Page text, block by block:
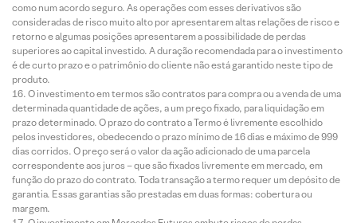
como num acordo seguro. As operações com esses derivativos são
consideradas de risco muito alto por apresentarem altas relações de risco e
retorno e algumas posições apresentarem a possibilidade de perdas
superiores ao capital investido. A duração recomendada para o investimento
é de curto prazo e o patrimônio do cliente não está garantido neste tipo de
produto.
O investimento em termos são contratos para compra ou a venda de uma
determinada quantidade de ações, a um preço fixado, para liquidação em
prazo determinado. O prazo do contrato a Termo é livremente escolhido
pelos investidores, obedecendo o prazo mínimo de 16 dias e máximo de 999
dias corridos. O preço será o valor da ação adicionado de uma parcela
correspondente aos juros – que são fixados livremente em mercado, em
função do prazo do contrato. Toda transação a termo requer um depósito de
garantia. Essas garantias são prestadas em duas formas: cobertura ou
margem.